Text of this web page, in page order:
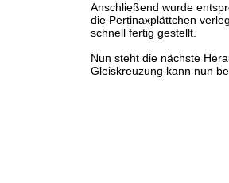
Anschließend wurde
die Pertinaxplättchen
schnell fertig gestellt.
Nun steht die nächste
Gleiskreuzung kann nun